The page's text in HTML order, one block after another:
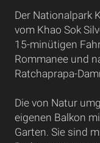
Der Nationalpark
vom Khao Sok
15-minütigen
Rommanee und
Ratchaprapa-
Die von Natur
eigenen Balkon
Garten. Sie sind